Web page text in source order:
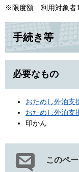
※限度額 利用対象者
手続き等
必要なもの
おためし外泊支
おためし外泊支
印かん
このペ